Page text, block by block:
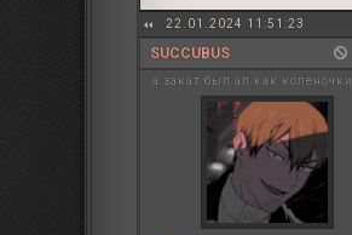
22.01.2024 11:51:23
SUCCUBUS
а закат был ал как коленочки